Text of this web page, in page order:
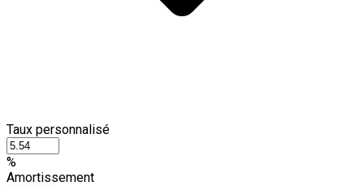
Taux personnalisé
%
Amortissement